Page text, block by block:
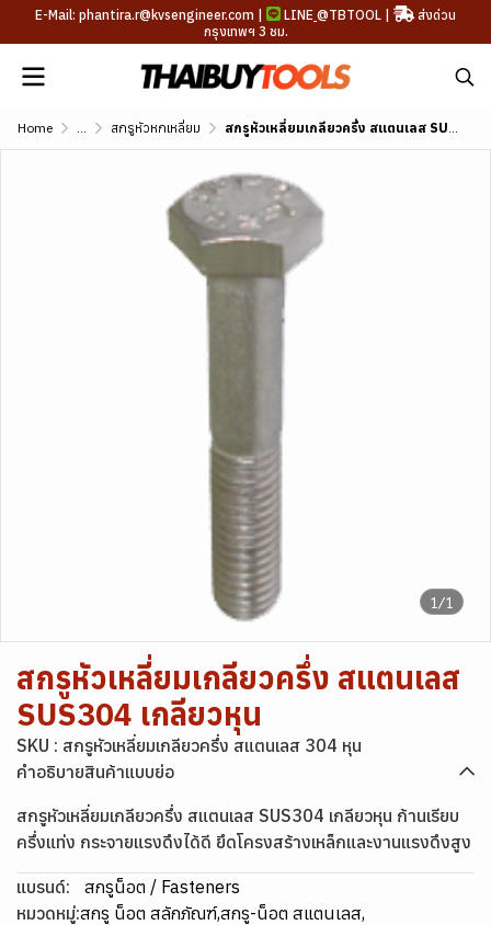
E-Mail: phantira.r@kvsengineer.com | LINE @TBTOOL |
ส่งด่วน
กรุงเทพฯ 3 ชม.
Home ... สกรูหัวหกเหลี่ยม สกรูหัวเหลี่ยมเกลียวครึ่ง สแตนเลส SUS304 เกลียวหุน
1/1
สกรูหัวเหลี่ยมเกลียวครึ่ง สแตนเลส
SUS304 เกลียวหุน
SKU : สกรูหัวเหลี่ยมเกลียวครึ่ง สแตนเลส 304 หุน
คำอธิบายสินค้าแบบย่อ
สกรูหัวเหลี่ยมเกลียวครึ่ง สแตนเลส SUS304 เกลียวหุน ก้านเรียบ
ครึ่งแท่ง กระจายแรงดึงได้ดี ยึดโครงสร้างเหล็กและงานแรงดึงสูง
แบรนด์:
สกรูน็อต / Fasteners
หมวดหมู่:สกรู น็อต สลักภัณฑ์,สกรู-น็อต สแตนเลส,